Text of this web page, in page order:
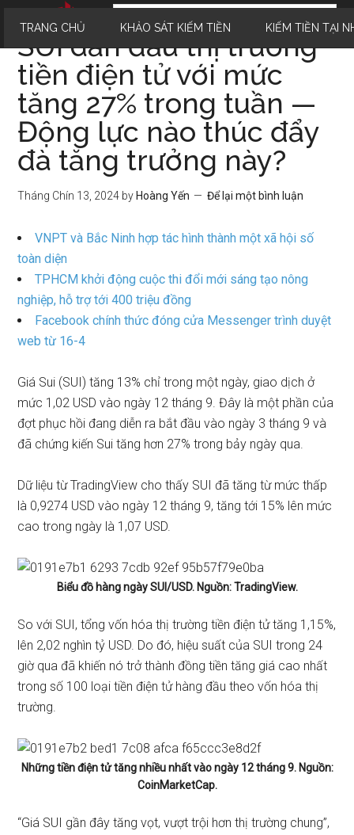
TRANG CHỦ KHẢO SÁT KIẾM TIỀN KIẾM TIỀN TẠI
SUI dẫn đầu thị trường
tiền điện tử với mức
tăng 27% trong tuần —
Động lực nào thúc đẩy
đà tăng trưởng này?
Tháng Chín 13, 2024 by Hoàng Yến Để lại một bình luận
VNPT và Bắc Ninh hợp tác hình thành một xã hội số
toàn diện
TPHCM khởi động cuộc thi đổi mới sáng tạo nông
nghiệp, hỗ trợ tới 400 triệu đồng
Facebook chính thức đóng cửa Messenger trình duyệt
web từ 16-4
Giá Sui (SUI) tăng 13% chỉ trong một ngày, giao dịch ở
mức 1,02 USD vào ngày 12 tháng 9. Đây là một phần của
đợt phục hồi đang diễn ra bắt đầu vào ngày 3 tháng 9 và
đã chứng kiến ​​Sui tăng hơn 27% trong bảy ngày qua.
Dữ liệu từTradingView cho thấy SUI đã tăng từ mức thấp
là 0,9274 USD vào ngày 12 tháng 9, tăng tới 15% lên mức
cao trong ngày là 1,07 USD.
Biểu đồ hàng ngày SUI/USD. Nguồn: TradingView.
So với SUI, tổng vốn hóa thị trường tiền điện tử tăng 1,15%,
lên 2,02 nghìn tỷ USD. Do đó, hiệu suất của SUI trong 24
giờ qua đã khiến ​​nó trở thành đồng tiền tăng giá cao nhất
trong số 100 loại tiền điện tử hàng đầu theo vốn hóa thị
trường.
Những tiền điện tử tăng nhiều nhất vào ngày 12 tháng 9. Nguồn:
CoinMarketCap.
“Giá SUI gần đây tăng vọt, vượt trội hơn thị trường chung”,